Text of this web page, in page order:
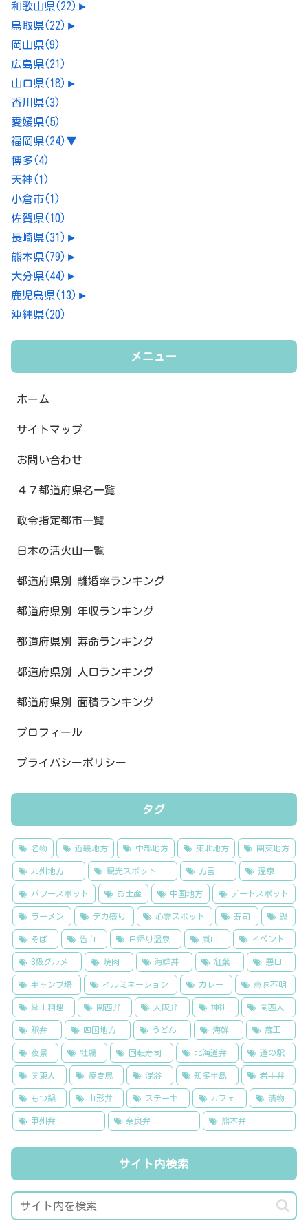
和歌山県(22) ►
鳥取県(22) ►
岡山県(9)
広島県(21)
山口県(18) ►
香川県(3)
愛媛県(5)
福岡県(24)▼
博多(4)
天神(1)
小倉市(1)
佐賀県(10)
長崎県(31) ►
熊本県(79) ►
大分県(44) ►
鹿児島県(13) ►
沖縄県(20)
メニュー
ホーム
サイトマップ
お問い合わせ
４７都道府県名一覧
政令指定都市一覧
日本の活火山一覧
都道府県別 離婚率ランキング
都道府県別 年収ランキング
都道府県別 寿命ランキング
都道府県別 人口ランキング
都道府県別 面積ランキング
プロフィール
プライバシーポリシー
タグ
名物 近畿地方 中部地方 東北地方 関東地方
九州地方 観光スポット 方言 温泉
パワースポット お土産 中国地方 デートスポット
ラーメン デカ盛り 心霊スポット 寿司 鍋
そば 告白 日帰り温泉 嵐山 イベント
B級グルメ 焼肉 海鮮丼 紅葉 悪口
キャンプ場 イルミネーション カレー 意味不明
郷土料理 関西弁 大阪弁 神社 関西人
駅弁 四国地方 うどん 海鮮 蔵王
夜景 牡蠣 回転寿司 北海道弁 道の駅
関東人 焼き鳥 混浴 知多半島 岩手弁
もつ鍋 山形弁 ステーキ カフェ 漬物
甲州弁 奈良弁 熊本弁
サイト内検索